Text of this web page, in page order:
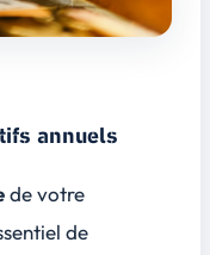
annuels
de votre
de